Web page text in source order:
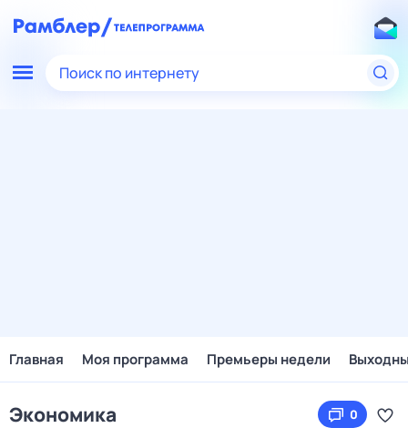
Поиск по интернету
Главная Моя программа Премьеры недели
Экономика 0